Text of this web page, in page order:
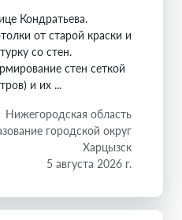
Кондратьева.
от старой краски и
со стен.
стен сеткой
и их ...
Нижегородская область
городской округ
Харцызск
5 августа 2026 г.